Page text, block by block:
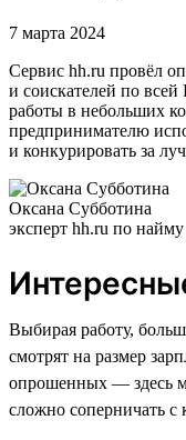
7 марта 2024
Сервис hh.ru провёл
и соискателей по
работы в небольших
предпринимателю
и конкурировать за
Оксана Субботина
эксперт hh.ru по
Выбирая работу,
смотрят на размер
опрошенных — здесь
сложно соперничать с